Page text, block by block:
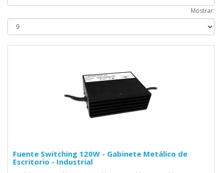
Mostrar:
Fuente Switching 120W - Gabinete Metálico de
Escritorio - Industrial